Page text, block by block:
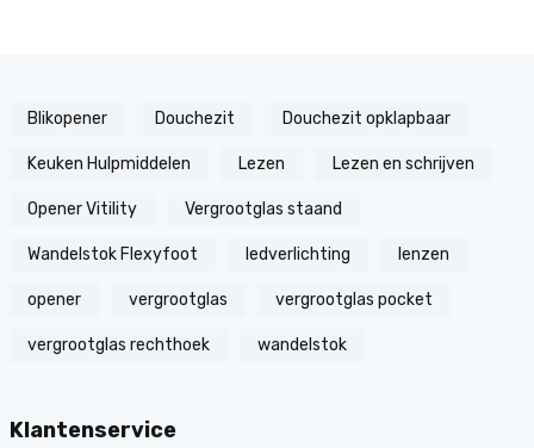
Blikopener Douchezit Douchezit opklapbaar
Keuken Hulpmiddelen Lezen Lezen en schrijven
Opener Vitility Vergrootglas staand
Wandelstok Flexyfoot ledverlichting lenzen
opener vergrootglas vergrootglas pocket
vergrootglas rechthoek wandelstok
Klantenservice